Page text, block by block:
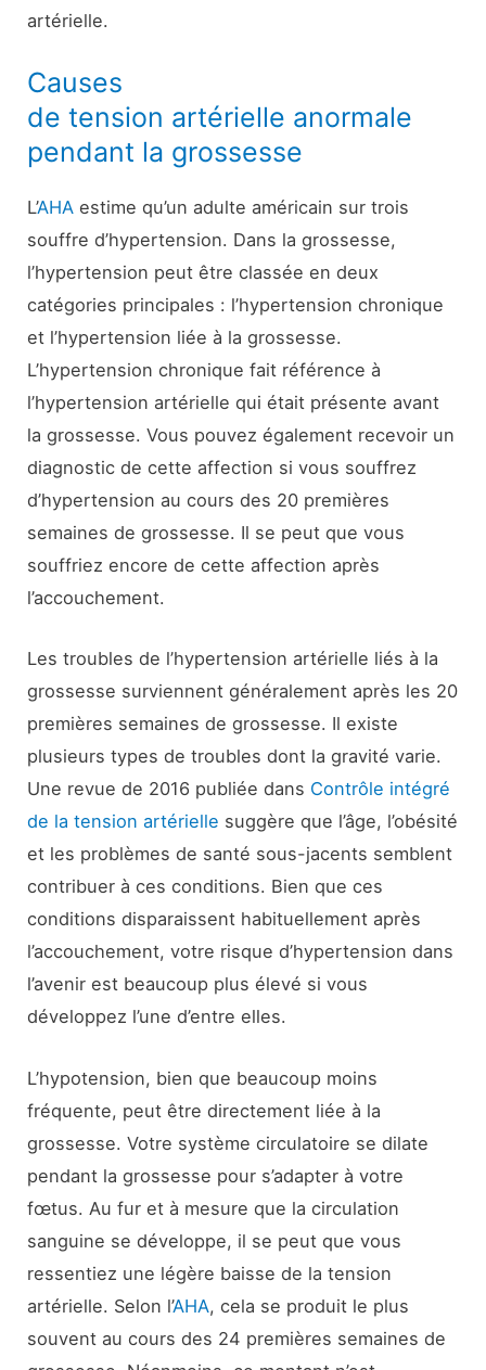
artérielle.
Causes
de tension artérielle anormale
pendant la grossesse
L’AHA estime qu’un adulte américain sur trois
souffre d’hypertension. Dans la grossesse,
l’hypertension peut être classée en deux
catégories principales : l’hypertension chronique
et l’hypertension liée à la grossesse.
L’hypertension chronique fait référence à
l’hypertension artérielle qui était présente avant
la grossesse. Vous pouvez également recevoir un
diagnostic de cette affection si vous souffrez
d’hypertension au cours des 20 premières
semaines de grossesse. Il se peut que vous
souffriez encore de cette affection après
l’accouchement.
Les troubles de l’hypertension artérielle liés à la
grossesse surviennent généralement après les 20
premières semaines de grossesse. Il existe
plusieurs types de troubles dont la gravité varie.
Une revue de 2016 publiée dans Contrôle intégré
de la tension artérielle suggère que l’âge, l’obésité
et les problèmes de santé sous-jacents semblent
contribuer à ces conditions. Bien que ces
conditions disparaissent habituellement après
l’accouchement, votre risque d’hypertension dans
l’avenir est beaucoup plus élevé si vous
développez l’une d’entre elles.
L’hypotension, bien que beaucoup moins
fréquente, peut être directement liée à la
grossesse. Votre système circulatoire se dilate
pendant la grossesse pour s’adapter à votre
fœtus. Au fur et à mesure que la circulation
sanguine se développe, il se peut que vous
ressentiez une légère baisse de la tension
artérielle. Selon l’AHA, cela se produit le plus
souvent au cours des 24 premières semaines de